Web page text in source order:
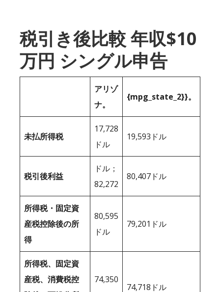
税引き後比較 年収$10
万円 シングル申告
アリゾ
ナ。
{mpg_state_2}}。
未払所得税
17,728
ドル
19,593ドル
税引後利益
ドル；
82,272
80,407ドル
所得税・固定資
産税控除後の所
得
80,595
ドル
79,201ドル
所得税、固定資
産税、消費税控
74,350
74,718ドル